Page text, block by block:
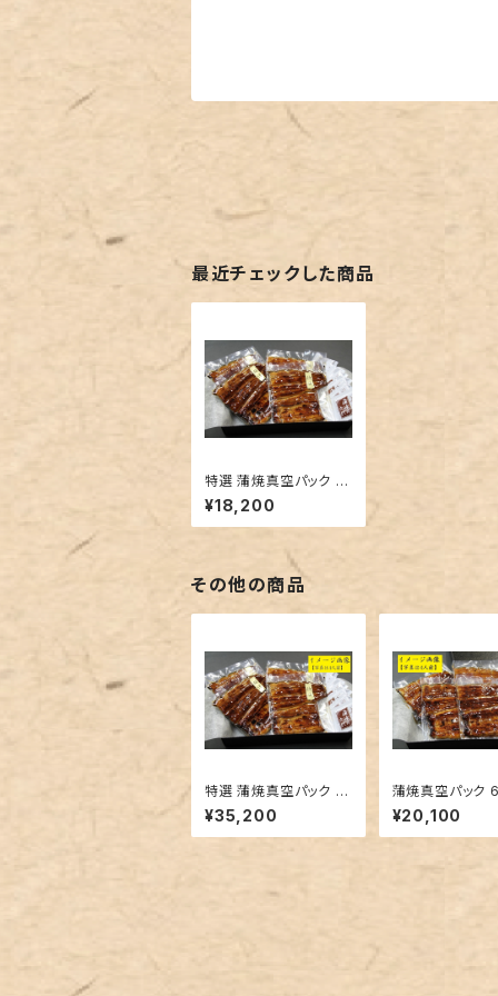
最近チェックした商品
特選 蒲焼真空パック 4
枚セット
¥18,200
その他の商品
特選 蒲焼真空パック 8
枚セット
¥35,200
蒲焼真空パック 6枚セッ
ト
¥20,100